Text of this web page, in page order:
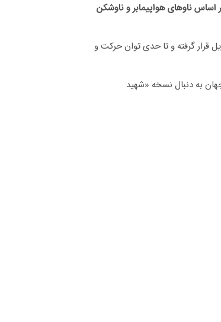
ناوهای هواپیمابر و ناوشکن
حدودا ۷۵ متر، بر روی یک سری ریل قرار گرفته و تا حدی توان حرکت و